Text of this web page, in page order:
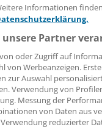
Interventionen
– hinsichtlich
Herzerkrankungen
Telemonitorings
. Für die endgültige
sei es notwendig,
Informationen
Partner
oder Zugriff auf
von Werbeanzeigen.
zur Auswahl
Verwendung von
Messung der
von Daten aus
reduzierter